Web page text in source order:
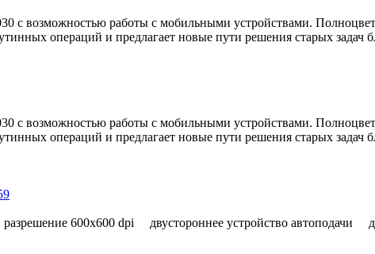
с возможностью работы с мобильными устройствами.
операций и предлагает новые пути решения старых задач
с возможностью работы с мобильными устройствами.
операций и предлагает новые пути решения старых задач
600x600 dpi двустороннее устройство автоподачи